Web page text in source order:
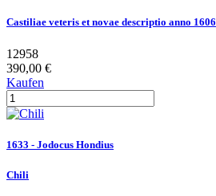
Castiliae veteris et novae descriptio anno 1606
12958
390,00 €
Kaufen
1633 - Jodocus Hondius
Chili